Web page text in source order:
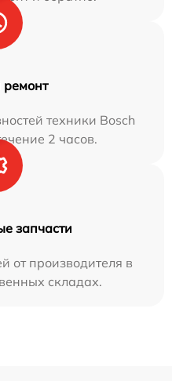
техники Bosch
2 часов.
запчасти
от производителя в
складах.